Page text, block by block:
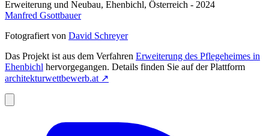
Erweiterung und Neubau, Ehenbichl, Österreich - 2024
Manfred Gsottbauer
Fotografiert von David Schreyer
Das Projekt ist aus dem Verfahren Erweiterung des Pflegeheimes in
Ehenbichl hervorgegangen. Details finden Sie auf der Plattform
architekturwettbewerb.at ↗